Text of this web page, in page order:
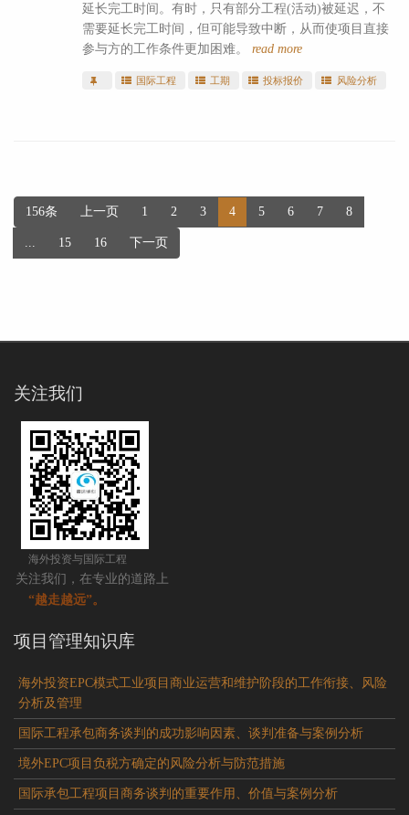
延长完工时间。有时，只有部分工程(活动)被延迟，不
需要延长完工时间，但可能导致中断，从而使项目直接
参与方的工作条件更加困难。 read more
国际工程 工期 投标报价 风险分析
156条 上一页 1 2 3 4 5 6 7 8
15 16 下一页
关注我们
海外投资与国际工程
关注我们，在专业的道路上
“越走越远”。
项目管理知识库
海外投资EPC模式工业项目商业运营和维护阶段的工作衔接、风险
分析及管理
国际工程承包商务谈判的成功影响因素、谈判准备与案例分析
境外EPC项目负税方确定的风险分析与防范措施
国际承包工程项目商务谈判的重要作用、价值与案例分析